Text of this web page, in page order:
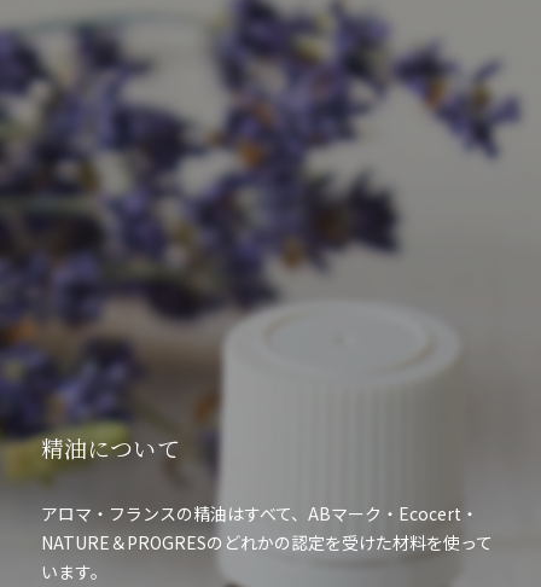
精油について
アロマ・フランスの精油はすべて、ABマーク・Ecocert・
NATURE＆PROGRESのどれかの認定を受けた材料を使って
います。